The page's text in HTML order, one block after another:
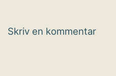
Skriv en kommentar